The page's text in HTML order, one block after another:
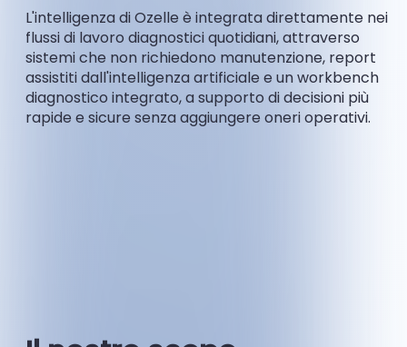
L'intelligenza di Ozelle è integrata direttamente nei
flussi di lavoro diagnostici quotidiani, attraverso
sistemi che non richiedono manutenzione, report
assistiti dall'intelligenza artificiale e un workbench
diagnostico integrato, a supporto di decisioni più
rapide e sicure senza aggiungere oneri operativi.